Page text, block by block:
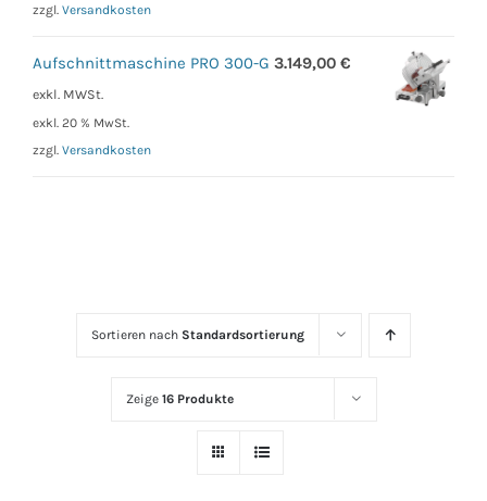
Sortieren nach Standardsortierung
Zeige 16 Produkte
zzgl. Versandkosten
Aufschnittmaschine PRO 300-G 3.149,00 €
exkl. MWSt.
exkl. 20 % MwSt.
zzgl. Versandkosten